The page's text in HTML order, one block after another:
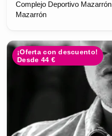
Complejo Deportivo Mazarrón
Mazarrón
¡Oferta con descuento!
Desde 44 €